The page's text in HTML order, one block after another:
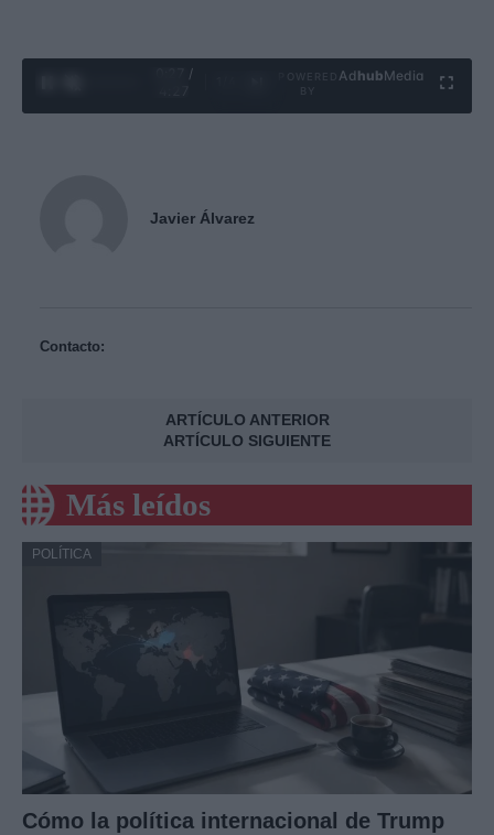
0:28 /
Ad hubMedia
Javier Álvarez
Contacto:
ARTÍCULO ANTERIOR
ARTÍCULO SIGUIENTE
Más leídos
POLÍTICA
Cómo la política internacional de Trump